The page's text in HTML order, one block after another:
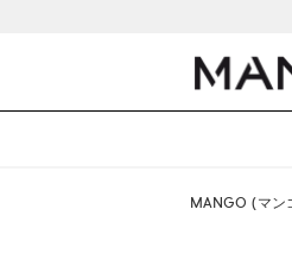
MANGO (マン